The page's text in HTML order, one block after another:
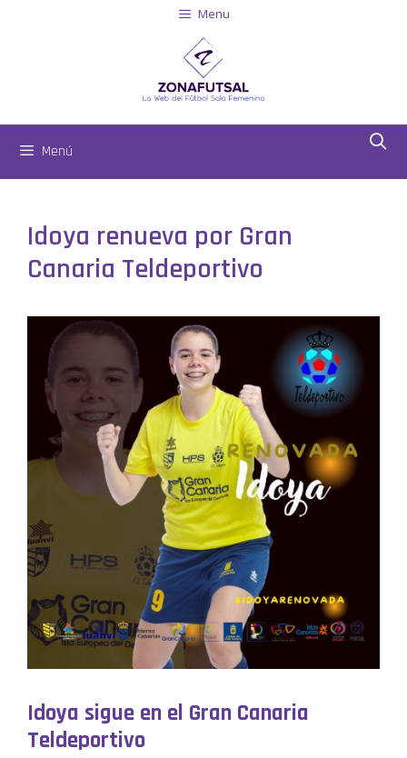
Menu
Menú
Idoya renueva por Gran
Canaria Teldeportivo
Idoya sigue en el Gran Canaria
Teldeportivo